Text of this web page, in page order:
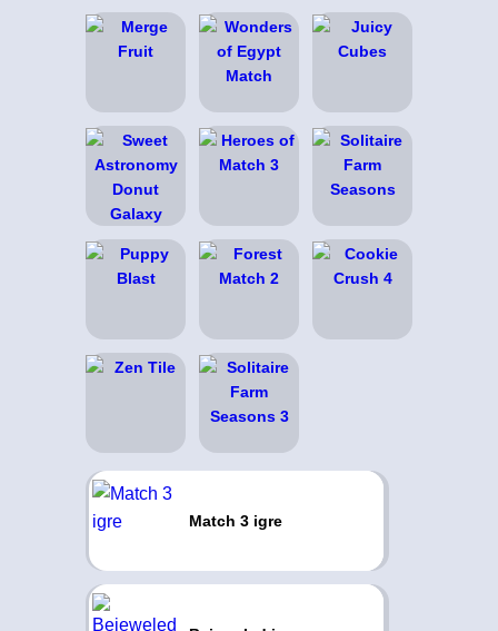
Match 3 igre